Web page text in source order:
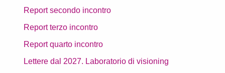
Report secondo incontro
Report terzo incontro
Report quarto incontro
Lettere dal 2027. Laboratorio di visioning